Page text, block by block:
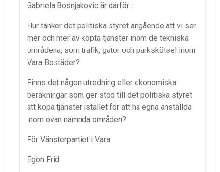
Gabriela Bosnjakovic är därför:
Hur tänker det politiska styret angående att vi ser
mer och mer av köpta tjänster inom de tekniska
områdena, som trafik, gator och parkskötsel inom
Vara Bostäder?
Finns det någon utredning eller ekonomiska
beräkningar som ger stöd till det politiska styret
att köpa tjänster istället för att ha egna anställda
inom ovan nämnda områden?
För Vänsterpartiet i Vara
Egon Frid